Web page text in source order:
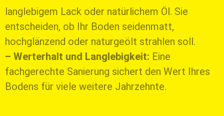
langlebigem Lack oder natürlichem Öl. Sie
entscheiden, ob Ihr Boden seidenmatt,
hochglänzend oder naturgeölt strahlen soll.
– Werterhalt und Langlebigkeit: Eine
fachgerechte Sanierung sichert den Wert Ihres
Bodens für viele weitere Jahrzehnte.